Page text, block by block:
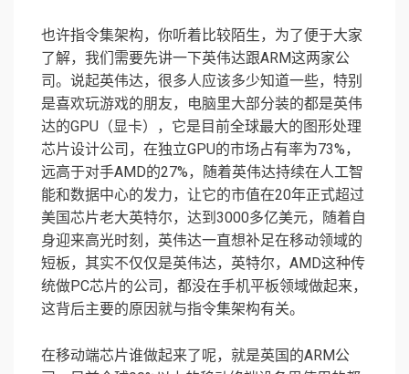
也许指令集架构，你听着比较陌生，为了便于大家
了解，我们需要先讲一下英伟达跟ARM这两家公
司。说起英伟达，很多人应该多少知道一些，特别
是喜欢玩游戏的朋友，电脑里大部分装的都是英伟
达的GPU（显卡），它是目前全球最大的图形处理
芯片设计公司，在独立GPU的市场占有率为73%，
远高于对手AMD的27%，随着英伟达持续在人工智
能和数据中心的发力，让它的市值在20年正式超过
美国芯片老大英特尔，达到3000多亿美元，随着自
身迎来高光时刻，英伟达一直想补足在移动领域的
短板，其实不仅仅是英伟达，英特尔，AMD这种传
统做PC芯片的公司，都没在手机平板领域做起来，
这背后主要的原因就与指令集架构有关。
在移动端芯片谁做起来了呢，就是英国的ARM公